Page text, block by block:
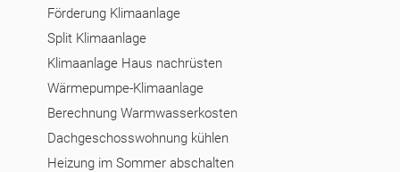
Förderung Klimaanlage
Split Klimaanlage
Klimaanlage Haus nachrüsten
Wärmepumpe-Klimaanlage
Berechnung Warmwasserkosten
Dachgeschosswohnung kühlen
Heizung im Sommer abschalten